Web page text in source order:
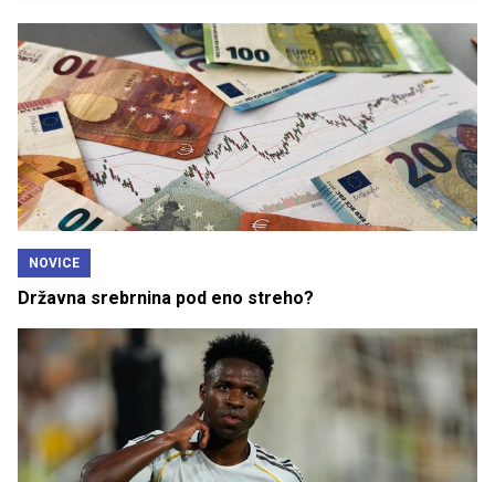
NOVICE
Državna srebrnina pod eno streho?